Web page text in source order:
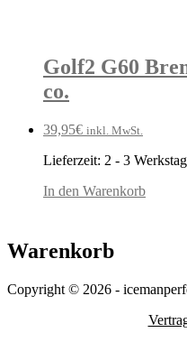
Golf2 G60
co.
39,95€ inkl. MwSt.
Lieferzeit: 2 - 3
In den Warenkorb
Warenkorb
Copyright © 2026 -